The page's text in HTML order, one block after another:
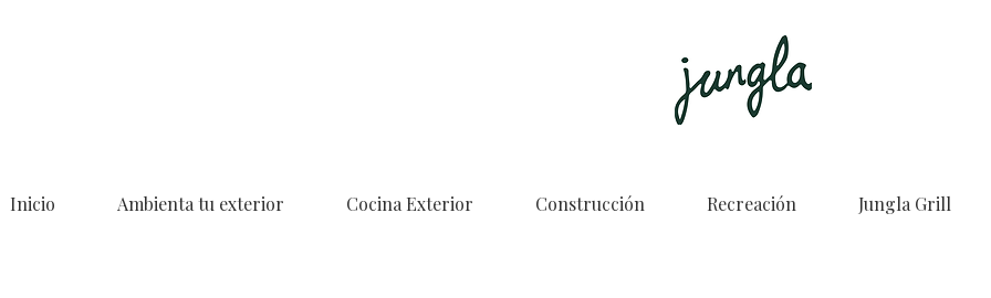
Inicio Ambienta tu exterior Cocina Exterior Construcción Recreación Jungla Grill